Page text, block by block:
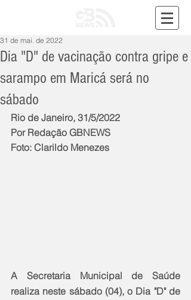
Dia "D" de vacinação contra gripe e
sarampo em Maricá será no
sábado
31 de mai. de 2022
Rio de Janeiro, 31/5/2022
Por Redação GBNEWS
Foto: Clarildo Menezes
A Secretaria Municipal de Saúde
realiza neste sábado (04), o Dia "D" de